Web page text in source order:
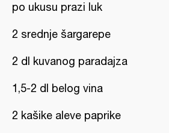
po ukusu prazi luk
2 srednje šargarepe
2 dl kuvanog paradajza
1,5-2 dl belog vina
2 kašike aleve paprike